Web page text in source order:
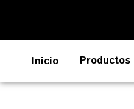
Inicio Productos